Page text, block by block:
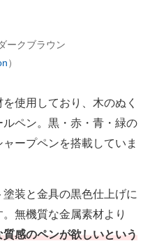
ークブラウン
）
使用しており、木のぬく
ペン。黒・赤・青・緑の
ープペンを搭載していま
装と金具の黒色仕上げに
無機質な金属素材より
感のペンが欲しいという